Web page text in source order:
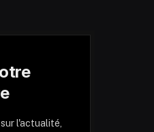
l'actualité,